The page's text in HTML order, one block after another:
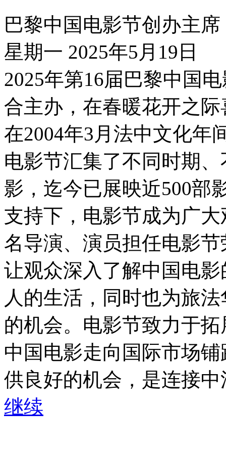
巴黎中国电影节创办主席
星期一 2025年5月19日
2025年第16届巴黎中国
合主办，在春暖花开之
在2004年3月法中文化年
电影节汇集了不同时期
影，迄今已展映近500部
支持下，电影节成为广
名导演、演员担任电影
让观众深入了解中国电
人的生活，同时也为旅
的机会。电影节致力于
中国电影走向国际市场
供良好的机会，是连接
继续